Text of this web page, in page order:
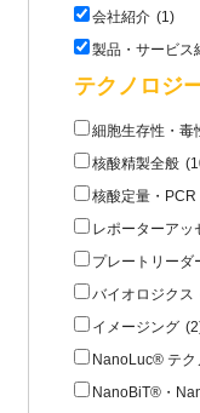
会社紹介 (1)
製品・サービス
テクノロジ
細胞生存性・毒
核酸精製全般
核酸定量・
レポーターアッ
プレートリーダ
バイオロジクス
イメージング
NanoLuc® テク
NanoBiT®・